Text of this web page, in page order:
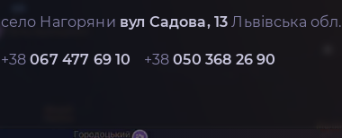
село Нагоряни вул Садова, 13 Львівська обл.
+38067 477 69 10 +38050 368 26 90